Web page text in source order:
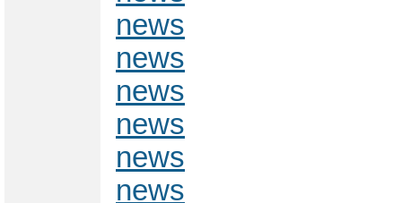
news
news
news
news
news
news